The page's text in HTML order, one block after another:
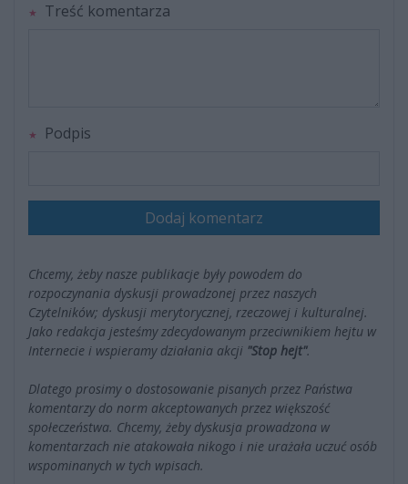
Treść komentarza
Podpis
Dodaj komentarz
Chcemy, żeby nasze publikacje były powodem do
rozpoczynania dyskusji prowadzonej przez naszych
Czytelników; dyskusji merytorycznej, rzeczowej i kulturalnej.
Jako redakcja jesteśmy zdecydowanym przeciwnikiem hejtu w
Internecie i wspieramy działania akcji "Stop hejt".
Dlatego prosimy o dostosowanie pisanych przez Państwa
komentarzy do norm akceptowanych przez większość
społeczeństwa. Chcemy, żeby dyskusja prowadzona w
komentarzach nie atakowała nikogo i nie urażała uczuć osób
wspominanych w tych wpisach.